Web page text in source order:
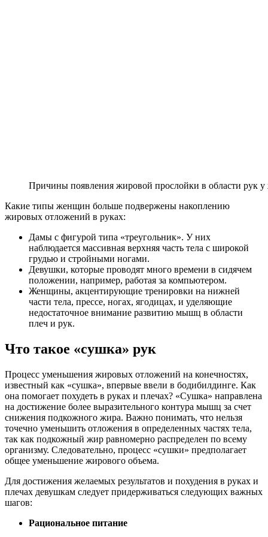
Причины появления жировой прослойки в области рук
Какие типы женщин больше подвержены накоплению
жировых отложений в руках:
Дамы с фигурой типа «треугольник». У них
наблюдается массивная верхняя часть тела с широкой
грудью и стройными ногами.
Девушки, которые проводят много времени в сидячем
положении, например, работая за компьютером.
Женщины, акцентирующие тренировки на нижней
части тела, прессе, ногах, ягодицах, и уделяющие
недостаточное внимание развитию мышц в области
плеч и рук.
Что такое «сушка» рук
Процесс уменьшения жировых отложений на конечностях,
известный как «сушка», впервые ввели в бодибилдинге. Как
она помогает похудеть в руках и плечах? «Сушка» направлена
на достижение более выразительного контура мышц за счет
снижения подкожного жира. Важно понимать, что нельзя
точечно уменьшить отложения в определенных частях тела,
так как подкожный жир равномерно распределен по всему
организму. Следовательно, процесс «сушки» предполагает
общее уменьшение жирового объема.
Для достижения желаемых результатов и похудения в руках и
плечах девушкам следует придерживаться следующих важных
шагов:
Рациональное питание